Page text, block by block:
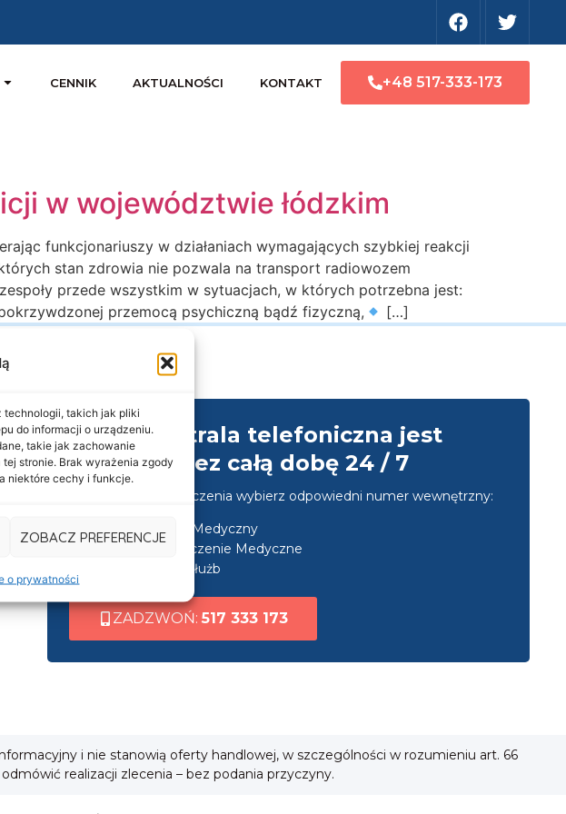
takich jak pliki
do informacji o urządzeniu.
takie jak zachowanie
stronie. Brak wyrażenia zgody
niektóre cechy i funkcje.
ZOBACZ PREFERENCJE
o prywatności
CENNIK AKTUALNOŚCI KONTAKT +48 517-333-173
w województwie łódzkim
funkcjonariuszy w działaniach wymagających szybkiej reakcji
stan zdrowia nie pozwala na transport radiowozem
przede wszystkim w sytuacjach, w których potrzebna jest:
przemocą psychiczną bądź fizyczną, […]
Nasza centrala telefoniczna jest
czynna przez całą dobę 24 / 7
Po nawiązaniu połączenia wybierz odpowiedni numer wewnętrzny:
wew. 1 ➜ Transport Medyczny
wew. 2 ➜ Zabezpieczenie Medyczne
wew. 3 ➜ Obsługa służb
ZADZWOŃ:517 333 173
i nie stanowią oferty handlowej, w szczególności w rozumieniu art. 66
realizacji zlecenia – bez podania przyczyny.